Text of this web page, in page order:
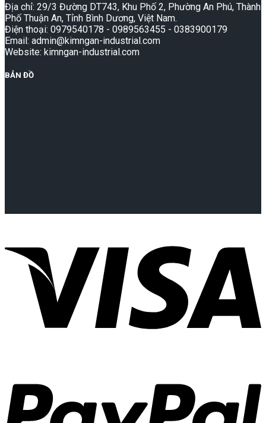
Địa chỉ: 29/3 Đường DT743, Khu Phố 2, Phường An Phú, Thành
Phố Thuận An, Tỉnh Bình Dương, Việt Nam.
Điện thoại: 0979540178 - 0989563455 - 0383900179
Email: admin@kimngan-industrial.com
Website: kimngan-industrial.com
BẢN ĐỒ